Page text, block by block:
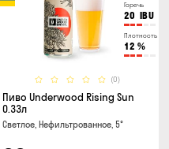
Горечь
20 IBU
Плотность
12 %
(0)
Пиво Underwood Rising Sun
0.33л
Светлое, Нефильтрованное, 5°